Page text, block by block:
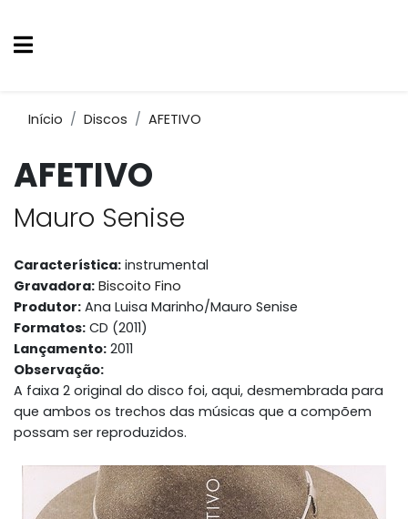
Início Discos AFETIVO
AFETIVO
Mauro Senise
Característica: instrumental
Gravadora: Biscoito Fino
Produtor: Ana Luisa Marinho/Mauro Senise
Formatos: CD (2011)
Lançamento: 2011
Observação:
A faixa 2 original do disco foi, aqui, desmembrada para
que ambos os trechos das músicas que a compõem
possam ser reproduzidos.